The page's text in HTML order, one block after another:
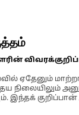
ஏதேனும்
இந்தக் குறிப்பான்